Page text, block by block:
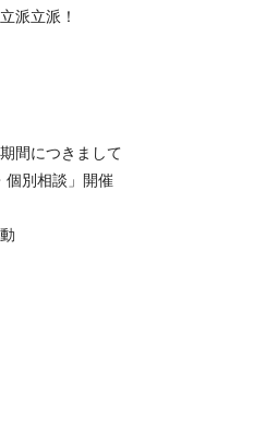
派立派！
間につきまして
個別相談」開催